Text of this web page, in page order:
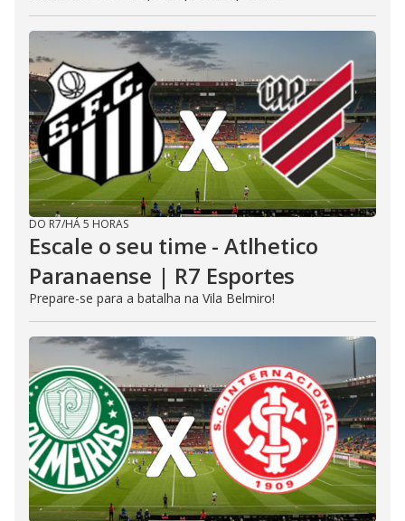
DO R7/HÁ 5 HORAS
Escale o seu time - Atlhetico
Paranaense | R7 Esportes
Prepare-se para a batalha na Vila Belmiro!